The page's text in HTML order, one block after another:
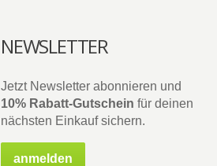
NEWSLETTER
Jetzt Newsletter abonnieren und
10% Rabatt-Gutschein für deinen
nächsten Einkauf sichern.
anmelden